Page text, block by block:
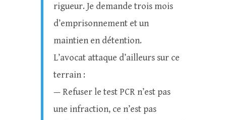
rigueur. Je demande trois mois
d’emprisonnement et un
maintien en détention.
L’avocat attaque d’ailleurs sur ce
terrain :
— Refuser le test PCR n’est pas
une infraction, ce n’est pas